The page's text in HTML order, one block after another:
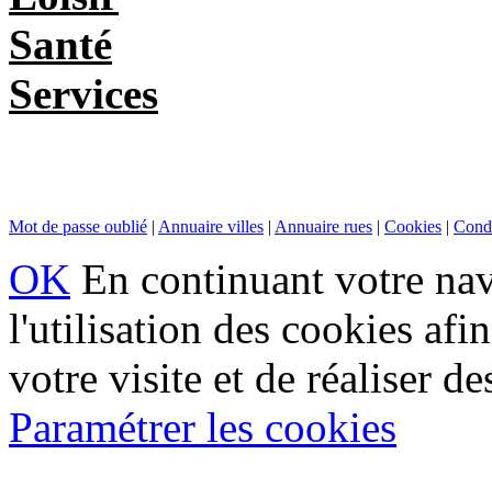
Santé
Services
Mot de passe oublié | Annuaire villes | Annuaire rues | Cookies |
OK En continuant votre
l'utilisation des cookies
votre visite et de réaliser
Paramétrer les cookies